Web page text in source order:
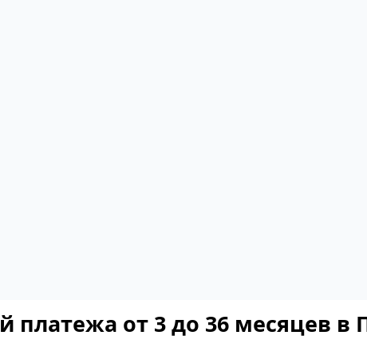
платежа от 3 до 36 месяцев в